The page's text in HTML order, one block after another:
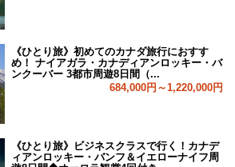
《ひとり旅》初めてのカナダ旅行におすす
め！ ナイアガラ・カナディアンロッキー・バ
ンクーバー 3都市周遊8日間（...
684,000円～1,220,000円
《ひとり旅》ビジネスクラスで行く！カナデ
ィアンロッキー・バンフ＆イエローナイフ周